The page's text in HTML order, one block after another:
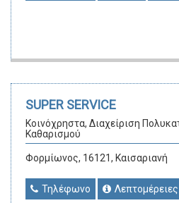
SUPER SERVICE
Κοινόχρηστα, Διαχείριση
Καθαρισμού
Φορμίωνος, 16121, Καισαριανή
Τηλέφωνο Λεπτομέρειες